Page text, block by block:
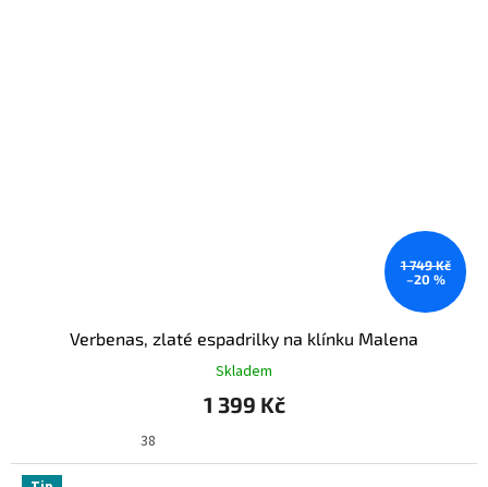
1 749 Kč
–20 %
Verbenas, zlaté espadrilky na klínku Malena
Skladem
1 399 Kč
38